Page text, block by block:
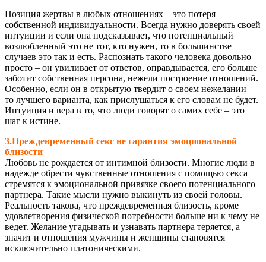
Позиция жертвы в любых отношениях – это потеря
собственной индивидуальности. Всегда нужно доверять своей
интуиции и если она подсказывает, что потенциальный
возлюбленный это не тот, кто нужен, то в большинстве
случаев это так и есть. Распознать такого человека довольно
просто – он увиливает от ответов, оправдывается, его больше
заботит собственная персона, нежели построение отношений.
Особенно, если он в открытую твердит о своем нежелании –
то лучшего варианта, как прислушаться к его словам не будет.
Интуиция и вера в то, что люди говорят о самих себе – это
шаг к истине.
3.Преждевременный секс не гарантия эмоциональной
близости
Любовь не рождается от интимной близости. Многие люди в
надежде обрести чувственные отношения с помощью секса
стремятся к эмоциональной привязке своего потенциального
партнера. Такие мысли нужно выкинуть из своей головы.
Реальность такова, что преждевременная близость, кроме
удовлетворения физической потребности больше ни к чему не
ведет. Желание угадывать и узнавать партнера теряется, а
значит и отношения мужчины и женщины становятся
исключительно платоническими.